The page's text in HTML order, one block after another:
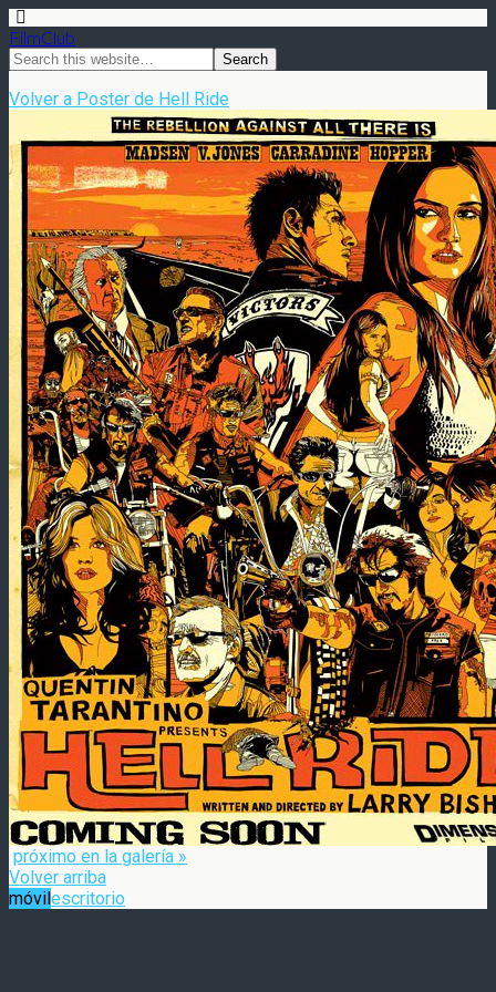
FilmClub
Volver a Poster de Hell Ride
próximo en la galería »
Volver arriba
móvilescritorio